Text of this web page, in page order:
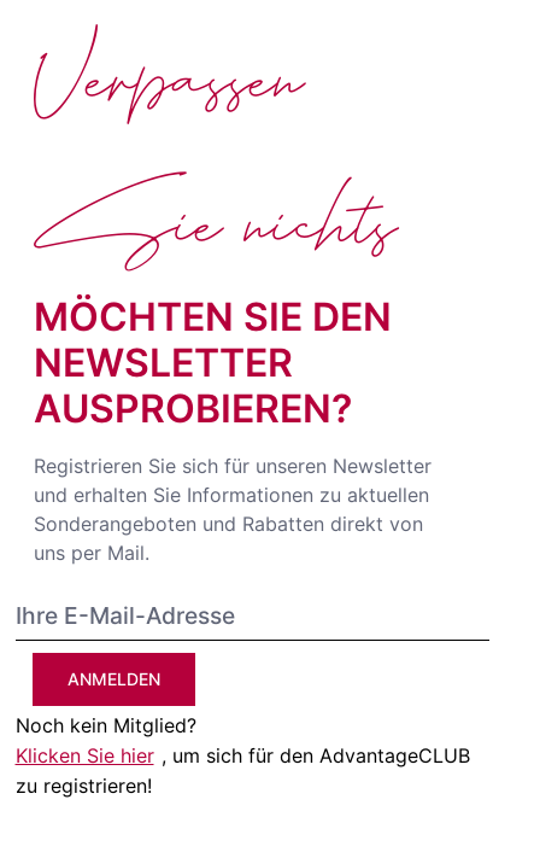
MÖCHTEN SIE DEN
NEWSLETTER
AUSPROBIEREN?
Registrieren Sie sich für unseren Newsletter
und erhalten Sie Informationen zu aktuellen
Sonderangeboten und Rabatten direkt von
uns per Mail.
ANMELDEN
Noch kein Mitglied?
Klicken Sie hier , um sich für den AdvantageCLUB
zu registrieren!
Verpassen
Sie nichts